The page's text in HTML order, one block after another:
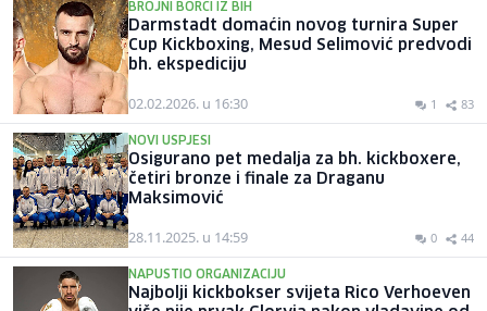
BROJNI BORCI IZ BIH
Darmstadt domaćin novog turnira Super
Cup Kickboxing, Mesud Selimović predvodi
bh. ekspediciju
02.02.2026. u 16:30 1 83
NOVI USPJESI
Osigurano pet medalja za bh. kickboxere,
četiri bronze i finale za Draganu
Maksimović
28.11.2025. u 14:59 0 44
NAPUSTIO ORGANIZACIJU
Najbolji kickbokser svijeta Rico Verhoeven